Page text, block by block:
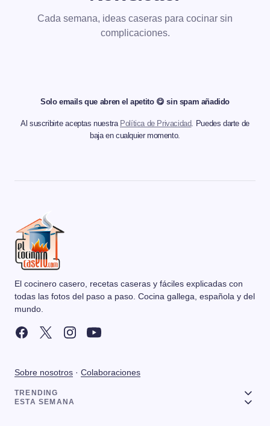
Cada semana, ideas caseras para cocinar sin
complicaciones.
Solo emails que abren el apetito 😋 sin spam añadido
Al suscribirte aceptas nuestra Política de Privacidad. Puedes darte de
baja en cualquier momento.
El cocinero casero, recetas caseras y fáciles explicadas con
todas las fotos del paso a paso. Cocina gallega, española y del
mundo.
Sobre nosotros · Colaboraciones
TRENDING
ESTA SEMANA